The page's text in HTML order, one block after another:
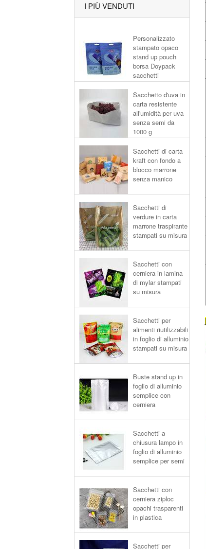
I PIÙ VENDUTI
Personalizzato
stampato opaco
stand up pouch
borsa Doypack
sacchetti
Sacchetto d'uva in
carta resistente
all'umidità per uva
senza semi da
1000 g
Sacchetti di carta
kraft con fondo a
blocco marrone
senza manico
Sacchetti di
verdure in carta
marrone traspirante
stampati su misura
Sacchetti con
cerniera in lamina
di mylar stampati
su misura
Sacchetti per
alimenti riutilizzabili
in foglio di alluminio
stampati su misura
Buste stand up in
foglio di alluminio
semplice con
cerniera
Sacchetti a
chiusura lampo in
foglio di alluminio
semplice per semi
Sacchetti con
cerniera ziploc
opachi trasparenti
in plastica
Sacchetti per